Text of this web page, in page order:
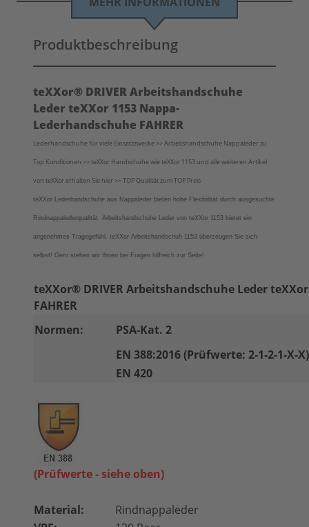
Produktbeschreibung
teXXor® DRIVER Arbeitshandschuhe
Leder teXXor 1153 Nappa-
Lederhandschuhe FAHRER
Lederhandschuhe für viele Einsatzzwecke >> Arbeitshandschuhe Nappaleder zu
Top Konditionen >> teXXor Handschuhe wie teXXor 1153 und alle weiteren Artikel
von teXXor erhalten Sie hier >> TOP Qualität zum TOP Preis
teXXor Lederhandschuhe aus Nappaleder bieten hohe Flexibilität durch ausgesuchte
Rindnappalederqualität. Arbeitshandschuhe Leder von teXXor 1153 bietet ein
angenehmes Tragegefühl. teXXor Arbeitshandschuh 1153 überzeugen Sie sich
selbst! Gern stehen wir Ihnen bei Fragen hilfreich zur Seite!
teXXor® DRIVER Arbeitshandschuhe Leder
FAHRER
Normen:
PSA-Kat. 2
EN 388:2016 (Prüfwerte: 2-1-2-1-X-X)
EN 420
(Prüfwerte - siehe oben)
Material:
Rindnappaleder